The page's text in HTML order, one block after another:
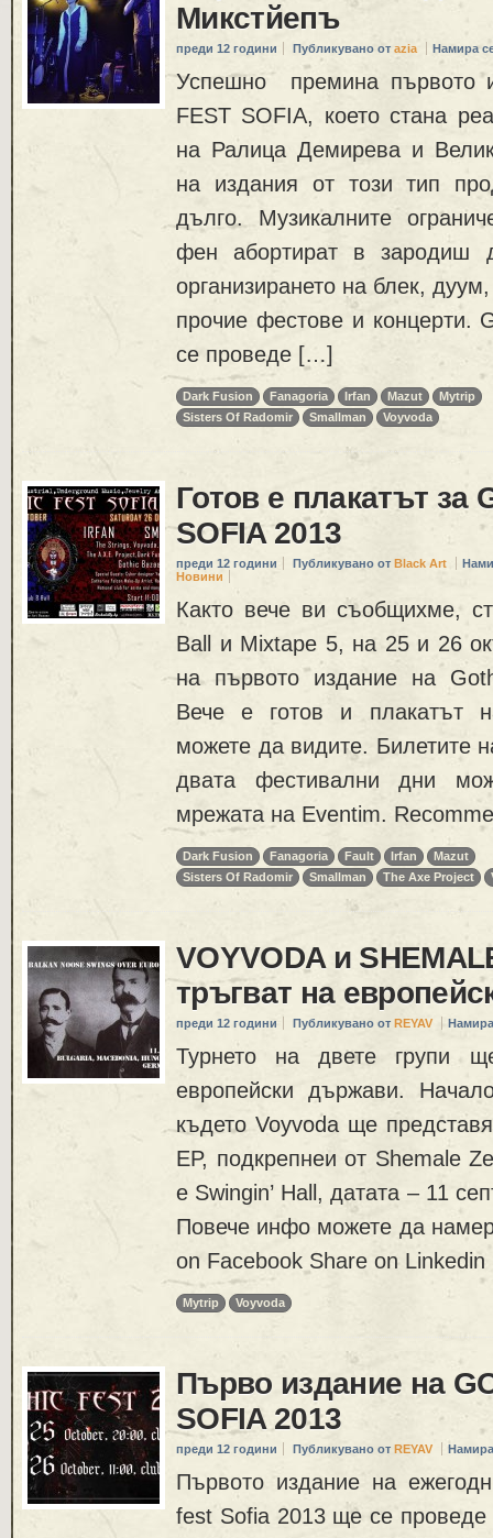
Микстйепъ
преди 12 години Публикувано от azia Намира
Успешно премина първото
FEST SOFIA, което стана
на Ралица Демирева и
на издания от този тип
дълго. Музикалните
фен абортират в зародиш
организирането на блек,
прочие фестове и концерти.
се проведе […]
Dark Fusion Fanagoria Irfan Mazut
Mytrip
Sisters Of Radomir
Smallman Voyvoda
Готов е плакатът за
SOFIA 2013
преди 12 години Публикувано от Black Art
Новини
Както вече ви съобщихме,
Ball и Mixtape 5, на 25 и 26
на първото издание на
Вече е готов и плакатът
можете да видите. Билетите
двата фестивални дни
мрежата на Eventim.
Dark Fusion Fanagoria Fault Irfan
Mazut
Sisters Of Radomir
Smallman The Axe Project
VOYVODA и
тръгват на
преди 12 години Публикувано от REYAV
Турнето на двете групи
европейски държави.
където Voyvoda ще
EP, подкрепнеи от Shemale
е Swingin’ Hall, датата – 11
Повече инфо можете да
on Facebook Share on
Mytrip Voyvoda
Първо издание на
SOFIA 2013
преди 12 години Публикувано от REYAV
Първото издание на
fest Sofia 2013 ще се